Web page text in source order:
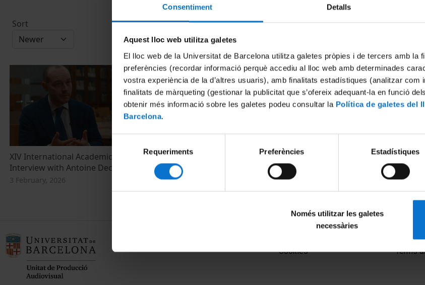
Consentiment Detalls
Aquest lloc web utilitza galetes
El lloc web de la Universitat de Barcelona utilitza galetes pròpies i de tercers amb la
preferències (recordar informació perquè accediu al lloc web amb determinades
vostra experiència de la d’altres usuaris), amb finalitats estadístiques (analitzar com
finalitats de màrqueting (gestionar la publicitat que s’ofereix adequant-la en funció
obtenir més informació sobre les galetes podeu consultar la Política de galetes del
Barcelona.
Selecció
consentiment
Requeriments Preferències Estadístiques
Només utilitzar les galetes
necessàries
Sort
XIV International Academic Symposium.
Interview with Antoine Dechezleprêtre
3 February, 2026
Cookies
Terms